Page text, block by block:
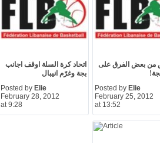
اتحاد كرة السلة اوقف اجانب
بجة وغرّم انيبال
Posted by Elie
February 28, 2012
at 9:28
من بعض الفرق على
Posted by Elie
February 25, 2012
at 13:52